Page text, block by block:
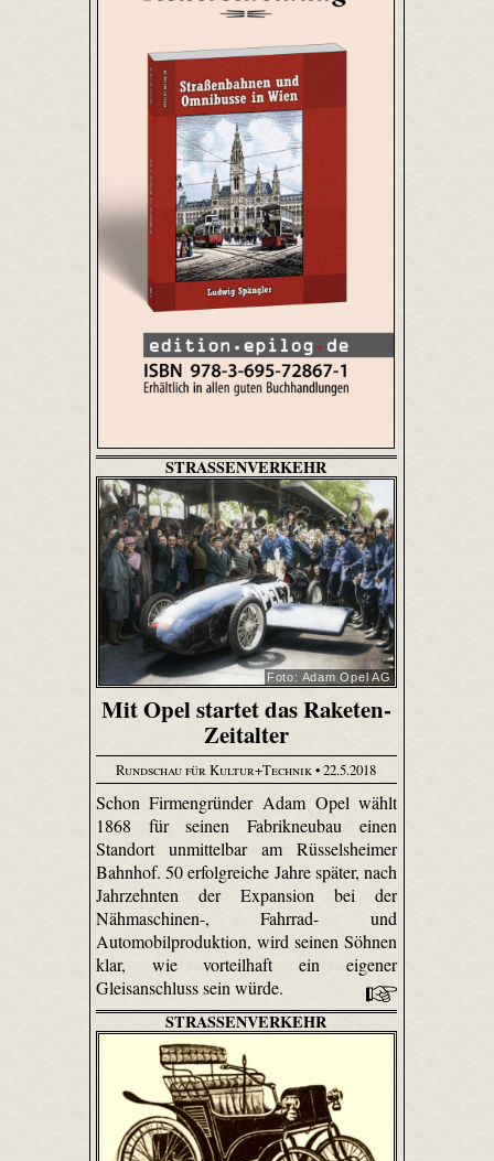
STRASSENVERKEHR
Foto: Adam Opel AG
Mit Opel startet das Raketen-
Zeitalter
Rundschau für Kultur+Technik• 22.5.2018
Schon Firmengründer Adam Opel wählt
1868 für seinen Fabrikneubau einen
Standort unmittelbar am Rüsselsheimer
Bahnhof. 50 erfolgreiche Jahre später, nach
Jahrzehnten der Expansion bei der
Nähmaschinen-, Fahrrad- und
Automobilproduktion, wird seinen Söhnen
klar, wie vorteilhaft ein eigener
Gleisanschluss sein würde.
STRASSENVERKEHR